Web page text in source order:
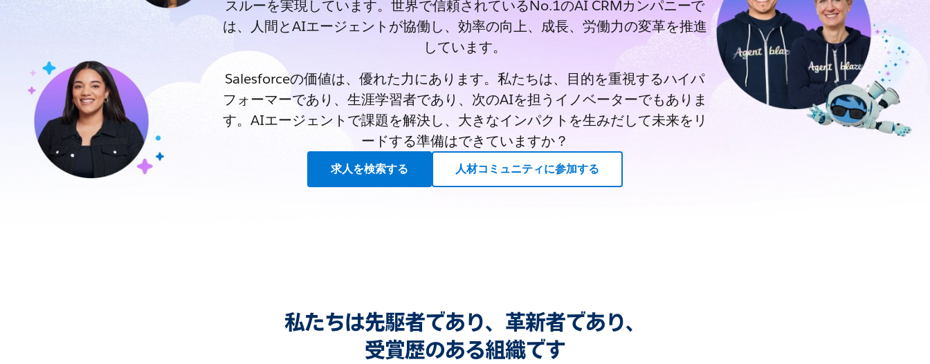
スルーを実現しています。世界で信頼されているNo.1のAI CRMカンパニーで
は、人間とAIエージェントが協働し、効率の向上、成長、労働力の変革を推進
しています。
Salesforceの価値は、優れた力にあります。私たちは、目的を重視するハイパ
フォーマーであり、生涯学習者であり、次のAIを担うイノベーターでもありま
す。AIエージェントで課題を解決し、大きなインパクトを生みだして未来をリ
ードする準備はできていますか？
求人を検索する 人材コミュニティに参加する
私たちは先駆者であり、革新者であり、
受賞歴のある組織です